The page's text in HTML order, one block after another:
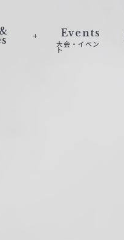
Events
大会・イベン
ト